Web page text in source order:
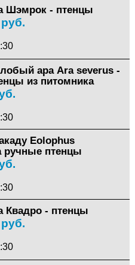
Шэмрок - птенцы
ара Ara severus -
из питомника
Eolophus
ручные птенцы
Квадро - птенцы